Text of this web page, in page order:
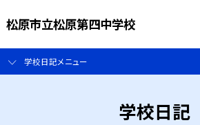
松原市立松原第四中学校
学校日記メニュー
学校日記